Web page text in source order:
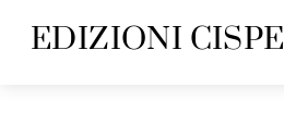
EDIZIONI CISPE